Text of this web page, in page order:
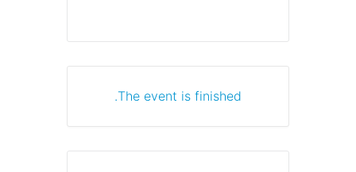
The event is finished.